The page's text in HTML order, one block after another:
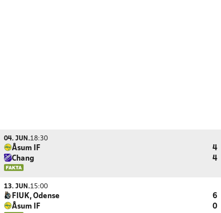
04. JUN.18:30
Åsum IF
4
Chang
4
13. JUN.15:00
FIUK, Odense
6
Åsum IF
0